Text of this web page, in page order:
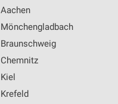
Aachen
Mönchengladbach
Braunschweig
Chemnitz
Kiel
Krefeld